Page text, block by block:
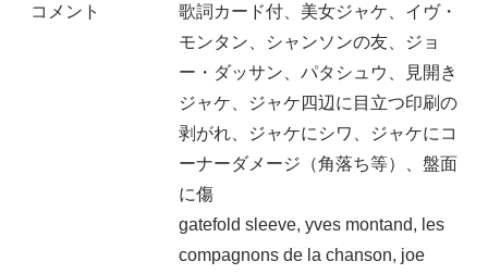
コメント
歌詞カード付、美女ジャケ、イヴ・
モンタン、シャンソンの友、ジョ
ー・ダッサン、パタシュウ、見開き
ジャケ、ジャケ四辺に目立つ印刷の
剥がれ、ジャケにシワ、ジャケにコ
ーナーダメージ（角落ち等）、盤面
に傷
gatefold sleeve, yves montand, les
compagnons de la chanson, joe